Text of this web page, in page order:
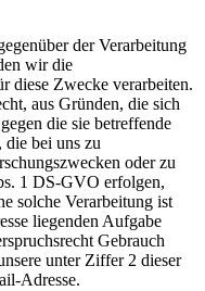
der Verarbeitung
wir die
diese Zwecke verarbeiten.
aus Gründen, die sich
die sie betreffende
die bei uns zu
oder zu
1 DS-GVO erfolgen,
solche Verarbeitung ist
liegenden Aufgabe
Gebrauch
unter Ziffer 2 dieser
Adresse.